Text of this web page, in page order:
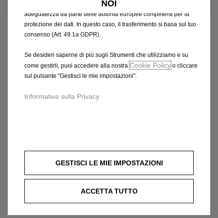
NOI
che potrebbero non aver ancora ricevuto una decisione di
adeguatezza da parte delle autorità europee competenti per la
protezione dei dati. In questo caso, il trasferimento si basa sul tuo
consenso (Art. 49.1a GDPR).
Se desideri saperne di più sugli Strumenti che utilizziamo e su
come gestirli, puoi accedere alla nostraCookie Policyo cliccare
sul pulsante "Gestisci le mie impostazioni".
Informativa sulla Privacy
GESTISCI LE MIE IMPOSTAZIONI
ACCETTA TUTTO